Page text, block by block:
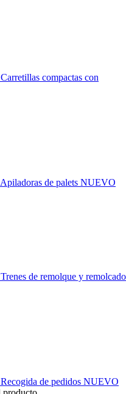
Carretillas compactas con
Apiladoras de palets NUEVO
Trenes de remolque y
Recogida de pedidos NUEVO